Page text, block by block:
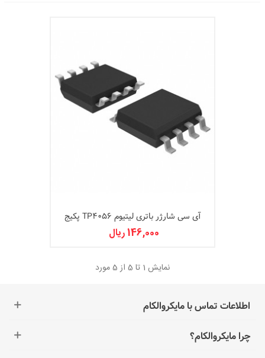
آی سی شارژر باتری لیتیوم TP4056 پکیج
SOP-8
146,000 ریال
نمایش 1 تا 5 از 5 مورد
اطلاعات تماس با مایکروالکام
چرا مایکروالکام؟